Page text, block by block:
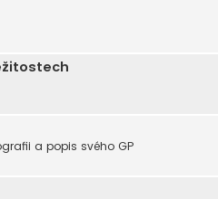
a popis svého GP